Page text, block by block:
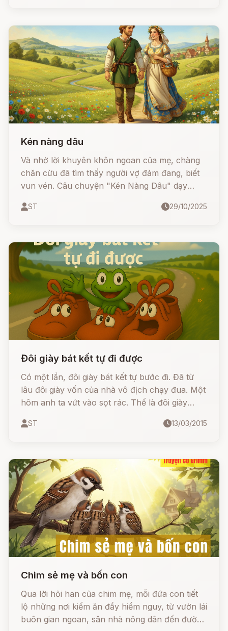
Kén nàng dâu
Và nhờ lời khuyên khôn ngoan của mẹ, chàng
chăn cừu đã tìm thấy người vợ đảm đang, biết
vun vén. Câu chuyện "Kén Nàng Dâu" dạy
chìa khóa của hạnh phúc gia đình
ST 29/10/2025
Đôi giày bát kết tự đi được
Có một lần, đôi giày bát kết tự bước đi. Đã từ
lâu đôi giày vốn của nhà vô địch chạy đua. Một
hôm anh ta vứt vào sọt rác. Thế là đôi giày
nọ lại chạy nhanh hơn chiếc kia. Chúng cãi cọ,
ST 13/03/2015
Chim sẻ mẹ và bốn con
Qua lời hỏi han của chim mẹ, mỗi đứa con tiết
lộ những nơi kiếm ăn đầy hiểm nguy, từ vườn lái
buôn gian ngoan, sân nhà nông dân đến đường